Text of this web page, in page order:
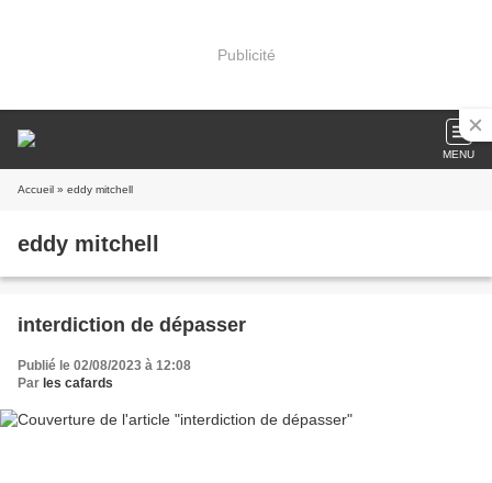
Publicité
MENU
Accueil » eddy mitchell
eddy mitchell
interdiction de dépasser
Publié le 02/08/2023 à 12:08
Par les cafards